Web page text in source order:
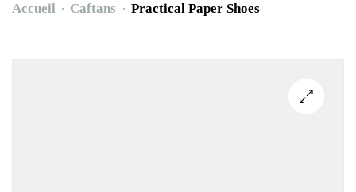
Practical
Accueil Caftans Practical Paper Shoes